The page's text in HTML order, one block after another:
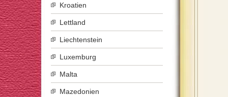
Kroatien
Lettland
Liechtenstein
Luxemburg
Malta
Mazedonien